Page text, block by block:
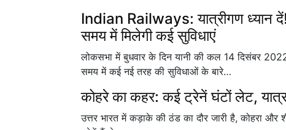
Indian Railways: यात्रीगण ध्यान
समय में मिलेगी कई सुविधाएं
लोकसभा में बुधवार के दिन यानी की कल 14 दिसंबर
समय में कई नई तरह की सुविधाओं के बारे…
कोहरे का कहर: कई ट्रेनें घंटों लेट,
उत्तर भारत में कड़ाके की ठंड का दौर जारी है, कोहरा